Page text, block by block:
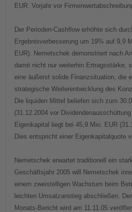
EUR. Vorjahr vor
Der Perioden-Cashflow erhöhte sich
Ergebnisverbesserung um 19% auf 9,9
EUR). Nemetschek demonstriert nach
damit nicht nur weiterhin Ertragsstärke,
eine äußerst solide Finanzsituation, die
strategische Weiterentwicklung des
Die liquiden Mittel beliefen sich zum
(31.12.2004 vor
Eigenkapital liegt bei 45,9 Mio. EUR
Dies entspricht einer Eigenkapitalquote
Nemetschek erwartet traditionell ein
Geschäftsjahr 2005 will Nemetschek
einem zweistelligen Wachstum beim
leichten Umsatzanstieg abschließen.
Monats-Bericht wird am 11.11.05